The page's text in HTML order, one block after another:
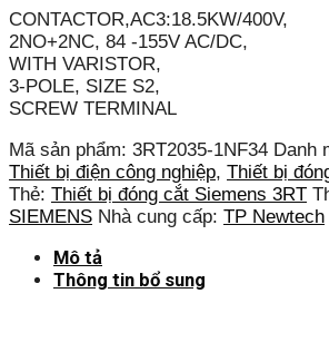
CONTACTOR,AC3:18.5KW/400V,
2NO+2NC, 84 -155V AC/DC,
WITH VARISTOR,
3-POLE, SIZE S2,
SCREW TERMINAL
Mã sản phẩm: 3RT2035-1NF34 Danh
Thiết bị điện công nghiệp, Thiết bị
Thẻ: Thiết bị đóng cắt Siemens 3RT
SIEMENS Nhà cung cấp: TP Newtech
Mô tả
Thông tin bổ sung